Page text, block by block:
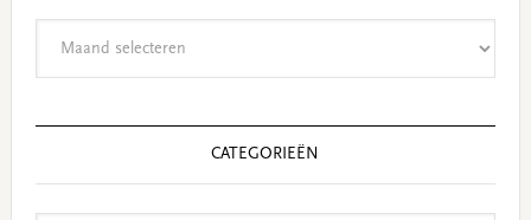
CATEGORIEËN